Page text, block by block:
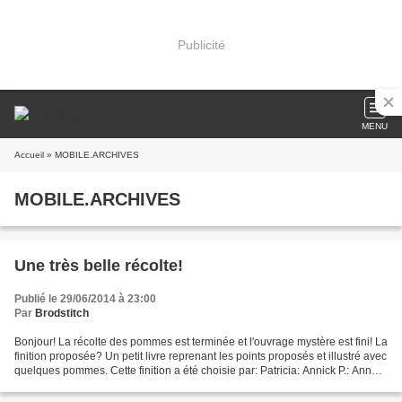
Publicité
MENU
Accueil » MOBILE.ARCHIVES
MOBILE.ARCHIVES
Une très belle récolte!
Publié le 29/06/2014 à 23:00
Par Brodstitch
Bonjour! La récolte des pommes est terminée et l'ouvrage mystère est fini! La
finition proposée? Un petit livre reprenant les points proposés et illustré avec
quelques pommes. Cette finition a été choisie par: Patricia: Annick P.: Anne